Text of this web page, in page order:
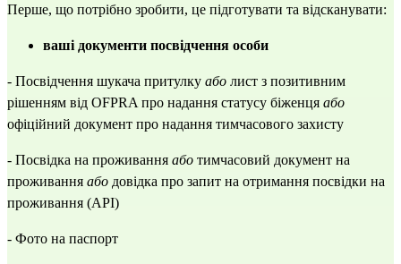
Перше, що потрібно зробити, це підготувати та відсканувати:
ваші документи посвідчення особи
- Посвідчення шукача притулку або лист з позитивним
рішенням від OFPRA про надання статусу біженця або
офіційний документ про надання тимчасового захисту
- Посвідка на проживання або тимчасовий документ на
проживання або довідка про запит на отримання посвідки на
проживання (API)
- Фото на паспорт